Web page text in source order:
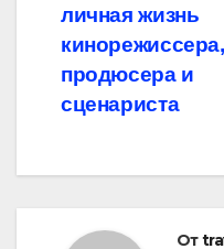
личная жизнь
кинорежиссера,
продюсера и
сценариста
От